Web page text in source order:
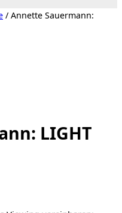
/ Annette Sauermann:
LIGHT